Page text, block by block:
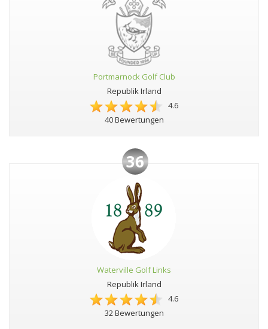
Portmarnock Golf Club
Republik Irland
4.6
40 Bewertungen
36
Waterville Golf Links
Republik Irland
4.6
32 Bewertungen